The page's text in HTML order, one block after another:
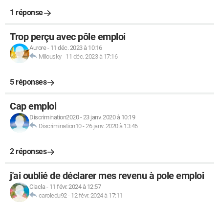
1 réponse
Trop perçu avec pôle emploi
Aurore- 11 déc. 2023 à 10:16
Milousky- 11 déc. 2023 à 17:16
5 réponses
Cap emploi
Discrimination2020-23 janv. 2020 à 10:19
Discrimination10-26 janv. 2020 à 13:46
2 réponses
j'ai oublié de déclarer mes revenu à pole emploi
Clacla- 11 févr. 2024 à 12:57
caroledu92- 12 févr. 2024 à 17:11